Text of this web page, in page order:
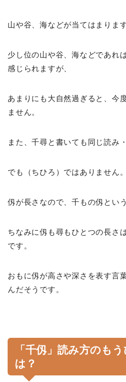
山や谷、海などが当てはまります
少し位の山や谷、海などであれ
感じられますが、
あまりにも大自然過ぎると、今
ません。
また、千尋と書いても同じ読み
でも（ちひろ）ではありません。
仭が長さなので、千もの仭とい
ちなみに仭も尋もひとつの長さ
です。
おもに仭が高さや深さを表す言
んだそうです。
「千仭」読み方のも
は？